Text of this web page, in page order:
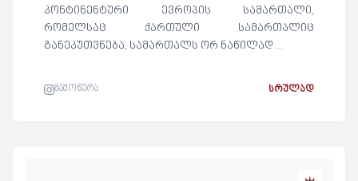
კონტინენტური ევროპის სამართალი,
რომელსაც ქართული სამართალიც
განეკუთვნება, სამართალს ორ ნაწილად…
გამოწერა ᲡᲠᲣᲚᲐᲓ